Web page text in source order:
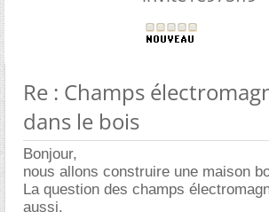
Re : Champs
dans le bois
Bonjour,
nous allons construire une maison
La question des champs
aussi.